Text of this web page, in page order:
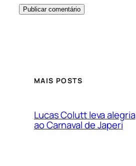
MAIS POSTS
Lucas Colutt leva alegria
ao Carnaval de Japeri